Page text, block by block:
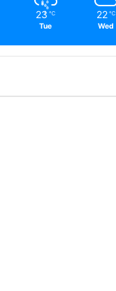
23 ℃
Tue
22 ℃
Wed